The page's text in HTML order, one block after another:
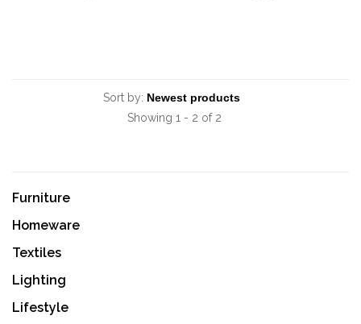
Sort by:
Showing 1 - 2 of 2
Furniture
Homeware
Textiles
Lighting
Lifestyle